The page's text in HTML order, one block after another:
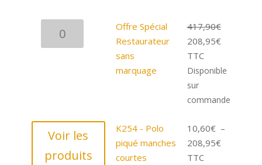
10,60€
à
208,95€
Offre Spécial
Restaurateur
sans
marquage
417,90€
Le
prix
initial
était :
417,90€.
208,95€Le
actuel
208,95€.
TTC
Disponible
sur
commande
Voir les
produits
K254 - Polo
piqué manches
courtes
10,60€ –
208,95€Plage
TTC